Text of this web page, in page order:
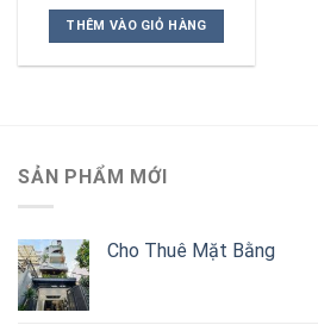
THÊM VÀO GIỎ HÀNG
SẢN PHẨM MỚI
Cho Thuê Mặt Bằng